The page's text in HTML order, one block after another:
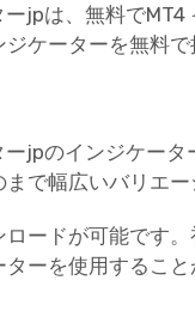
ーjpは、無料で
ケーターを無料で
ーjpのインジケー
で幅広いバリエー
ードが可能です
ーを使用すること